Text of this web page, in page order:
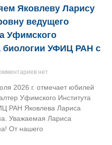
Яковлеву Ларису
ведущего
Уфимского
биологии УФИЦ РАН с
нет
2026 г. отмечает юбилей
Уфимского Института
РАН Яковлева Лариса
Уважаемая Лариса
От нашего